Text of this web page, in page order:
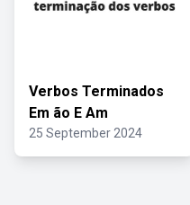
Verbos Terminados
Em ão E Am
25 September 2024